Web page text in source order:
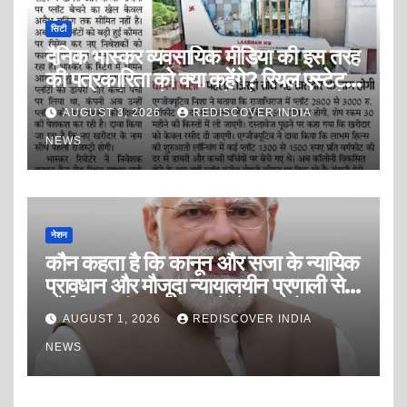
सिटी
दैनिक भास्कर व्यवसायिक मीडिया की इस तरह
की पत्रकारिता को क्या कहेंगे? रियल एस्टेट
इंडस्ट्री को डराने, धमकाने और दवाब बनाने
की पत्रकारिता? या सफेद पोश ब्लैकमेलिंग
पत्रकारिता?
AUGUST 3, 2026 REDISCOVER INDIA
NEWS
नेशन
कौन कहता है कि कानून और सजा के न्यायिक
प्रावधान और मौजूदा न्यायालयीन प्रणाली से
कोई अपराधी अपराध करने से डरता है?
AUGUST 1, 2026 REDISCOVER INDIA
NEWS